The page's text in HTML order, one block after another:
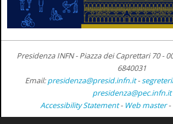
Presidenza INFN - Piazza dei Caprettari 70 -
6840031
Email:presidenza@presid.infn.it-
presidenza@pec.infn.it
Accessibility Statement- Web master-